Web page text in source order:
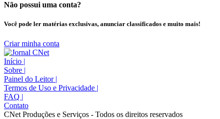
Não possui uma conta?
Você pode ler matérias exclusivas, anunciar classificados e muito mais!
Criar minha conta
Início |
Sobre |
Painel do Leitor |
Termos de Uso e Privacidade |
FAQ |
Contato
CNet Produções e Serviços - Todos os direitos reservados